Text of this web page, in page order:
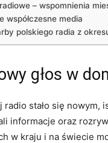
– wspomnienia
współczesne media
polskiego radia z
głos w
stało się nowym,
informacje oraz
w kraju i na świecie